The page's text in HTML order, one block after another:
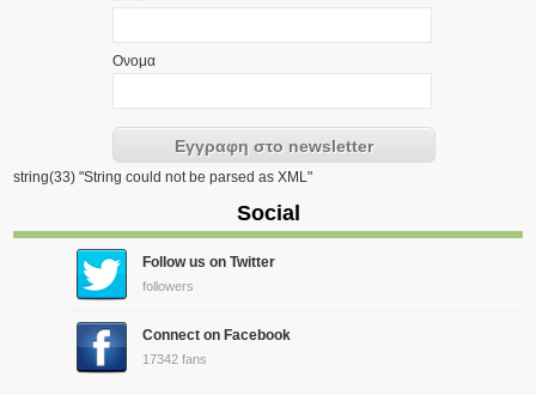
Ονομα
string(33) "String could not be parsed as XML"
Social
Follow us on Twitter
followers
Connect on Facebook
17342 fans